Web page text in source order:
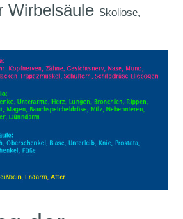
Wirbelsäule Skoliose,